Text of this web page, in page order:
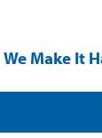
We Make It